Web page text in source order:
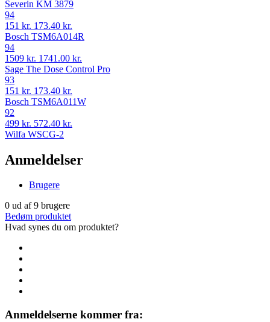
Severin KM 3879
94
151 kr. 173.40 kr.
Bosch TSM6A014R
94
1509 kr. 1741.00 kr.
Sage The Dose Control Pro
93
151 kr. 173.40 kr.
Bosch TSM6A011W
92
499 kr. 572.40 kr.
Wilfa WSCG-2
Anmeldelser
Brugere
0 ud af9 brugere
Bedøm produktet
Hvad synes du om produktet?
Anmeldelserne kommer fra: